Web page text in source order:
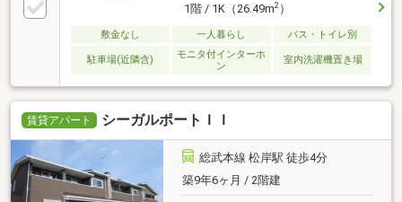
1階 / 1K（26.49m2）
敷金なし 一人暮らし バス・トイレ別
駐車場(近隣含)
モニタ付インターホ
ン
室内洗濯機置き場
賃貸アパート シーガルポートＩＩ
総武本線 松岸駅 徒歩4分
築9年6ヶ月 / 2階建